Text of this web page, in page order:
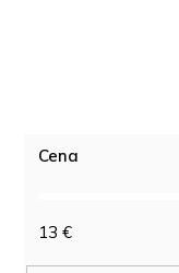
Cena
13 €